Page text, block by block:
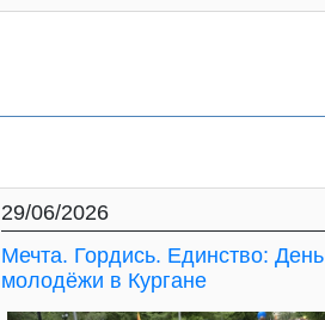
29/06/2026
Мечта. Гордись. Единство: День
молодёжи в Кургане